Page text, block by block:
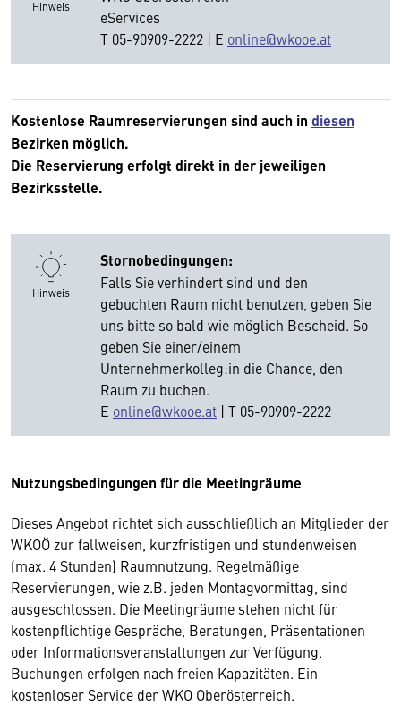
Hinweis
eServices
T 05-90909-2222 | E online@wkooe.at
Kostenlose Raumreservierungen sind auch in diesen
Bezirken möglich.
Die Reservierung erfolgt direkt in der jeweiligen
Bezirksstelle.
Hinweis
Stornobedingungen:
Falls Sie verhindert sind und den
gebuchten Raum nicht benutzen, geben Sie
uns bitte so bald wie möglich Bescheid. So
geben Sie einer/einem
Unternehmerkolleg:in die Chance, den
Raum zu buchen.
E online@wkooe.at | T 05-90909-2222
Nutzungsbedingungen für die Meetingräume
Dieses Angebot richtet sich ausschließlich an Mitglieder der
WKOÖ zur fallweisen, kurzfristigen und stundenweisen
(max. 4 Stunden) Raumnutzung. Regelmäßige
Reservierungen, wie z.B. jeden Montagvormittag, sind
ausgeschlossen. Die Meetingräume stehen nicht für
kostenpflichtige Gespräche, Beratungen, Präsentationen
oder Informationsveranstaltungen zur Verfügung.
Buchungen erfolgen nach freien Kapazitäten. Ein
kostenloser Service der WKO Oberösterreich.